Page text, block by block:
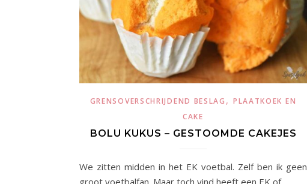
GRENSOVERSCHRIJDEND BESLAG , PLAATKOEK EN
CAKE
BOLU KUKUS – GESTOOMDE CAKEJES
We zitten midden in het EK voetbal. Zelf ben ik geen